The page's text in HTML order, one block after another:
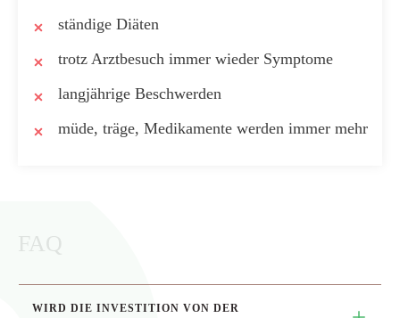
ständige Diäten
trotz Arztbesuch immer wieder Symptome
langjährige Beschwerden
müde, träge, Medikamente werden immer mehr
FAQ
WIRD DIE INVESTITION VON DER